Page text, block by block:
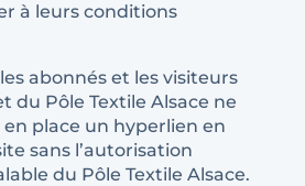
à leurs conditions
abonnés et les visiteurs
du Pôle Textile Alsace ne
place un hyperlien en
sans l’autorisation
du Pôle Textile Alsace.